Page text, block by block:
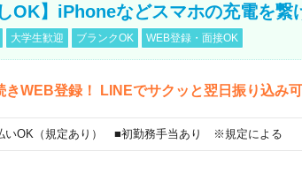
OK】iPhoneなどスマホの充電を繋
大学生歓迎 ブランクOK WEB登録・面接OK
きWEB登録！ LINEでサクッと翌日振り込み
OK（規定あり） ■初勤務手当あり ※規定による